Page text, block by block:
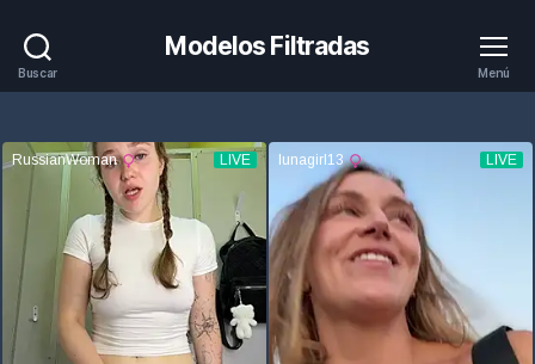
Buscar
Modelos Filtradas
Menú